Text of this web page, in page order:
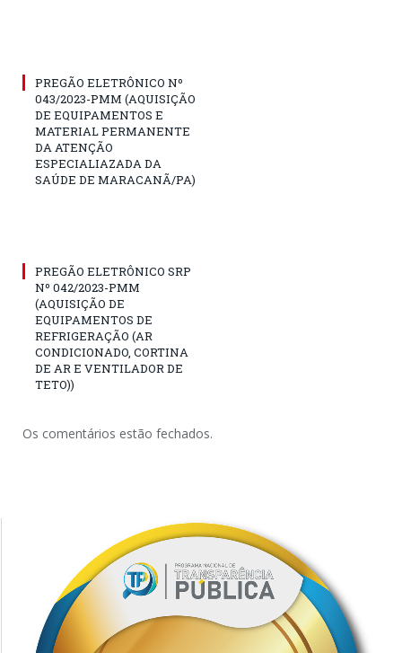
PREGÃO ELETRÔNICO Nº
043/2023-PMM (AQUISIÇÃO
DE EQUIPAMENTOS E
MATERIAL PERMANENTE
DA ATENÇÃO
ESPECIALIAZADA DA
SAÚDE DE MARACANÃ/PA)
PREGÃO ELETRÔNICO SRP
Nº 042/2023-PMM
(AQUISIÇÃO DE
EQUIPAMENTOS DE
REFRIGERAÇÃO (AR
CONDICIONADO, CORTINA
DE AR E VENTILADOR DE
TETO))
Os comentários estão fechados.